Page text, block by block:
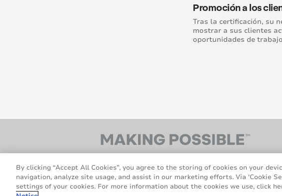
Promoción a los
Tras la certificación, su
mostrar a sus clientes
oportunidades de
By clicking “Accept All Cookies”, you agree to the storing of cookies on your
navigation, analyze site usage, and assist in our marketing efforts. Via 'Cookie
settings of your cookies. For more information about the cookies we use, click